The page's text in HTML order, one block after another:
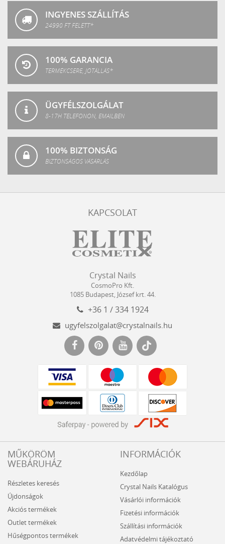
INGYENES SZÁLLÍTÁS
24990 FT FELETT*
100% GARANCIA
TERMÉKCSERE, JÓTÁLLÁS*
ÜGYFÉLSZOLGÁLAT
8-17H TELEFONON, EMAILBEN
100% BIZTONSÁG
BIZTONSÁGOS VÁSÁRLÁS
KAPCSOLAT
Nails
Kft.
Crystal Nails
CosmoPro Kft.
1085 Budapest, József krt. 44.
+36 1 / 334 1924
ugyfelszolgalat@crystalnails.hu
MŰKÖRÖM
WEBÁRUHÁZ
Részletes keresés
Újdonságok
Akciós termékek
Outlet termékek
Hűségpontos termékek
INFORMÁCIÓK
Kezdőlap
Crystal Nails Katalógus
Vásárlói információk
Fizetési információk
Szállítási információk
Adatvédelmi tájékoztató